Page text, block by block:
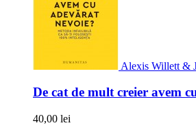
Alexis Willett &
De cat de mult creier avem
40,00 lei